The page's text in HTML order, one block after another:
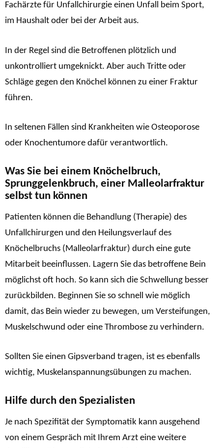
Fachärzte für Unfallchirurgie einen Unfall beim Sport,
im Haushalt oder bei der Arbeit aus.
In der Regel sind die Betroffenen plötzlich und
unkontrolliert umgeknickt. Aber auch Tritte oder
Schläge gegen den Knöchel können zu einer Fraktur
führen.
In seltenen Fällen sind Krankheiten wie Osteoporose
oder Knochentumore dafür verantwortlich.
Was Sie bei einem Knöchelbruch,
Sprunggelenkbruch, einer Malleolarfraktur
selbst tun können
Patienten können die Behandlung (Therapie) des
Unfallchirurgen und den Heilungsverlauf des
Knöchelbruchs (Malleolarfraktur) durch eine gute
Mitarbeit beeinflussen. Lagern Sie das betroffene Bein
möglichst oft hoch. So kann sich die Schwellung besser
zurückbilden. Beginnen Sie so schnell wie möglich
damit, das Bein wieder zu bewegen, um Versteifungen,
Muskelschwund oder eine Thrombose zu verhindern.
Sollten Sie einen Gipsverband tragen, ist es ebenfalls
wichtig, Muskelanspannungsübungen zu machen.
Hilfe durch den Spezialisten
Je nach Spezifität der Symptomatik kann ausgehend
von einem Gespräch mit Ihrem Arzt eine weitere